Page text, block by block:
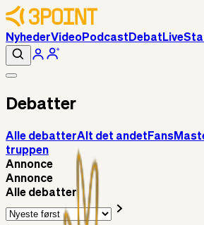
NyhederVideoPodcast Debat Live
Debatter
Alle debatterAlt det andet Fans
truppen
Annonce
Annonce
Alle debatter